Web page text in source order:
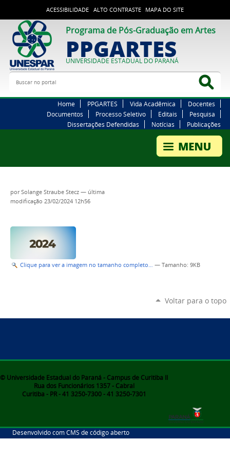
ACESSIBILIDADE ALTO CONTRASTE MAPA DO SITE
Programa de Pós-Graduação em Artes
PPGARTES
UNIVERSIDADE ESTADUAL DO PARANÁ
Buscar no portal
Home PPGARTES Vida Acadêmica
Docentes
Documentos
Processo Seletivo Editais
Pesquisa
Dissertações Defendidas
Notícias Publicações
porSolange Straube Stecz — última
modificação 23/02/2024 12h56
Clique para ver a imagem no tamanho completo… — Tamanho: 9KB
Voltar para o topo
© Universidade Estadual do Paraná - Campus de Curitiba II
Rua dos Funcionários 1357 - Cabral
Curitiba - PR - 41 3250-7300 - 41 3250-7301
Desenvolvido com CMS de código aberto